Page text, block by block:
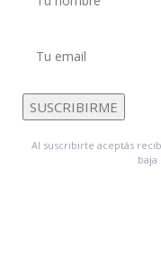
Al suscribirte aceptás